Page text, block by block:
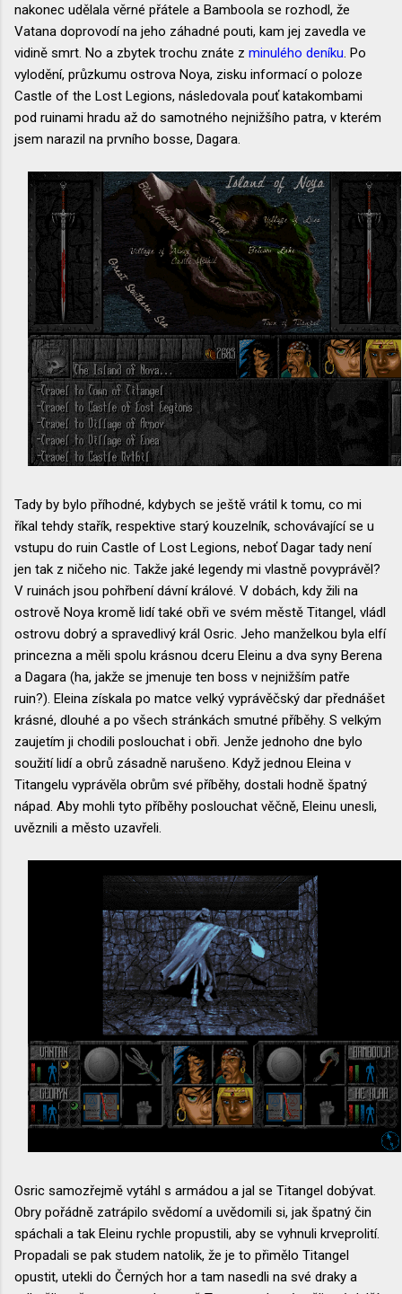
nakonec udělala věrné přátele a Bamboola se rozhodl, že
Vatana doprovodí na jeho záhadné pouti, kam jej zavedla ve
vidině smrt. No a zbytek trochu znáte z minulého deníku . Po
vylodění, průzkumu ostrova Noya, zisku informací o poloze
Castle of the Lost Legions, následovala pouť katakombami
pod ruinami hradu až do samotného nejnižšího patra, v kterém
jsem narazil na prvního bosse, Dagara.
Tady by bylo příhodné, kdybych se ještě vrátil k tomu, co mi
říkal tehdy stařík, respektive starý kouzelník, schovávající se u
vstupu do ruin Castle of Lost Legions, neboť Dagar tady není
jen tak z ničeho nic. Takže jaké legendy mi vlastně povyprávěl?
V ruinách jsou pohřbení dávní králové. V dobách, kdy žili na
ostrově Noya kromě lidí také obři ve svém městě Titangel, vládl
ostrovu dobrý a spravedlivý král Osric. Jeho manželkou byla elfí
princezna a měli spolu krásnou dceru Eleinu a dva syny Berena
a Dagara (ha, jakže se jmenuje ten boss v nejnižším patře
ruin?). Eleina získala po matce velký vyprávěčský dar přednášet
krásné, dlouhé a po všech stránkách smutné příběhy. S velkým
zaujetím ji chodili poslouchat i obři. Jenže jednoho dne bylo
soužití lidí a obrů zásadně narušeno. Když jednou Eleina v
Titangelu vyprávěla obrům své příběhy, dostali hodně špatný
nápad. Aby mohli tyto příběhy poslouchat věčně, Eleinu unesli,
uvěznili a město uzavřeli.
Osric samozřejmě vytáhl s armádou a jal se Titangel dobývat.
Obry pořádně zatrápilo svědomí a uvědomili si, jak špatný čin
spáchali a tak Eleinu rychle propustili, aby se vyhnuli krveprolití.
Propadali se pak studem natolik, že je to přimělo Titangel
opustit, utekli do Černých hor a tam nasedli na své draky a